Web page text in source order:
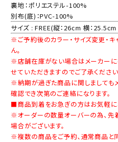
裏地：ポリエステル-100%
別布(底)：PVC-100%
サイズ : FREE(縦：26cm 横：
※ご予約後のカラー・サイズ変更・
ん。
※店舗在庫がない場合はメーカーに
せていただきますのでご了承ください
※納期が過ぎた商品に関しましても
確認でき次第のご連絡になります。
■商品到着をお急ぎの方はお気軽に
※オーダーの数量オーバーの為、先
場合がございます。
※複数の商品をご予約、通常商品と